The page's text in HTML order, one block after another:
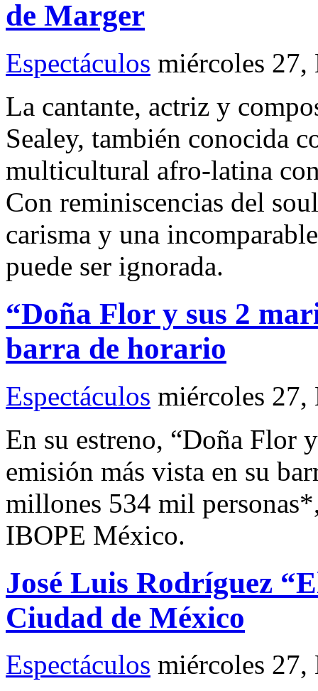
de Marger
Espectáculos miércoles 27,
La cantante, actriz y
Sealey, también conocida
multicultural afro-latina
Con reminiscencias del
carisma y una
puede ser ignorada.
“Doña Flor y sus 2
barra de horario
Espectáculos miércoles 27,
En su estreno, “Doña Flor
emisión más vista en su
millones 534 mil
IBOPE México.
José Luis Rodríguez
Ciudad de México
Espectáculos miércoles 27,